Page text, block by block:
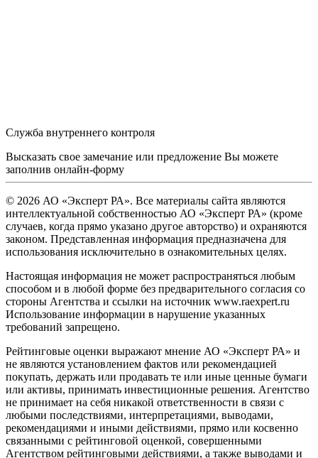
Служба внутреннего контроля
Высказать свое замечание или предложение Вы можете
заполнив онлайн-форму
© 2026 АО «Эксперт РА». Все материалы сайта являются
интеллектуальной собственностью АО «Эксперт РА» (кроме
случаев, когда прямо указано другое авторство) и охраняются
законом. Представленная информация предназначена для
использования исключительно в ознакомительных целях.
Настоящая информация не может распространяться любым
способом и в любой форме без предварительного согласия со
стороны Агентства и ссылки на источник www.raexpert.ru
Использование информации в нарушение указанных
требований запрещено.
Рейтинговые оценки выражают мнение АО «Эксперт РА» и
не являются установлением фактов или рекомендацией
покупать, держать или продавать те или иные ценные бумаги
или активы, принимать инвестиционные решения. Агентство
не принимает на себя никакой ответственности в связи с
любыми последствиями, интерпретациями, выводами,
рекомендациями и иными действиями, прямо или косвенно
связанными с рейтинговой оценкой, совершенными
Агентством рейтинговыми действиями, а также выводами и